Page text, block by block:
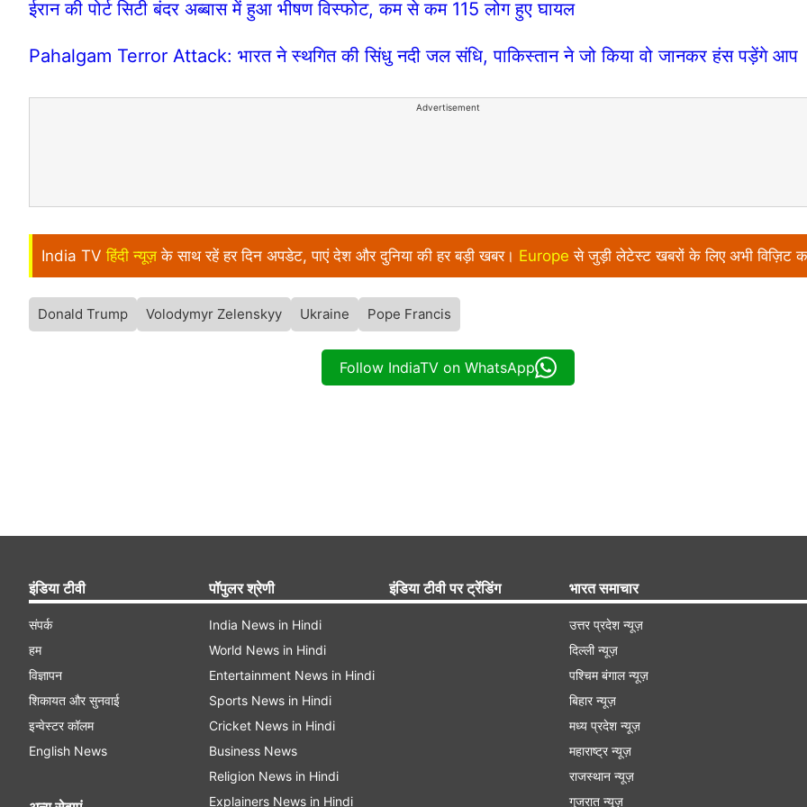
ईरान की पोर्ट सिटी बंदर अब्बास में हुआ भीषण विस्फोट, कम से कम 115 लोग हुए घायल
Pahalgam Terror Attack: भारत ने स्थगित की सिंधु नदी जल संधि, पाकिस्तान ने जो किया वो जानकर हंस पड़ेंगे आप
Advertisement
India TV हिंदी न्यूज़ के साथ रहें हर दिन अपडेट, पाएं देश और दुनिया की हर बड़ी खबर। Europe से जुड़ी लेटेस्ट खबरों के लिए अभी विज़िट
Donald Trump Volodymyr Zelenskyy Ukraine Pope Francis
Follow IndiaTV on WhatsApp
इंडिया टीवी
संपर्क
हम
विज्ञापन
शिकायत और सुनवाई
इन्वेस्टर कॉलम
English News
पॉपुलर श्रेणी
India News in Hindi
World News in Hindi
Entertainment News in Hindi
Sports News in Hindi
Cricket News in Hindi
Business News
Religion News in Hindi
Explainers News in Hindi
इंडिया टीवी पर ट्रेंडिंग भारत समाचार
उत्तर प्रदेश न्यूज़
दिल्ली न्यूज़
पश्चिम बंगाल न्यूज़
बिहार न्यूज़
मध्य प्रदेश न्यूज़
महाराष्ट्र न्यूज़
राजस्थान न्यूज़
गुजरात न्यूज़